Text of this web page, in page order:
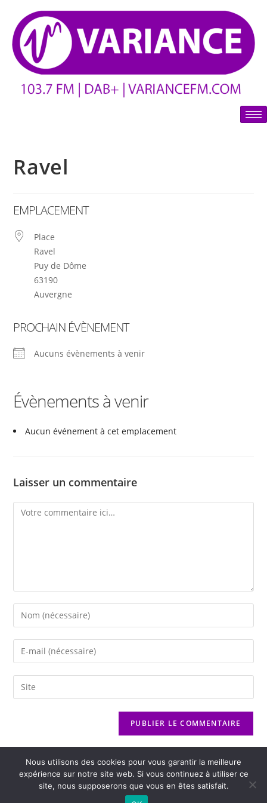
Ravel
EMPLACEMENT
Place
Ravel
Puy de Dôme
63190
Auvergne
PROCHAIN ÉVÈNEMENT
Aucuns évènements à venir
Évènements à venir
Aucun événement à cet emplacement
Laisser un commentaire
Nous utilisons des cookies pour vous garantir la meilleure
expérience sur notre site web. Si vous continuez à utiliser ce
site, nous supposerons que vous en êtes satisfait.